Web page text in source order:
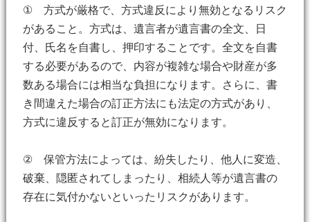
① 方式が厳格で、方式違反により無効となるリスク
があること。方式は、遺言者が遺言書の全文、日
付、氏名を自書し、押印することです。全文を自書
する必要があるので、内容が複雑な場合や財産が多
数ある場合には相当な負担になります。さらに、書
き間違えた場合の訂正方法にも法定の方式があり、
方式に違反すると訂正が無効になります。
② 保管方法によっては、紛失したり、他人に変造、
破棄、隠匿されてしまったり、相続人等が遺言書の
存在に気付かないといったリスクがあります。